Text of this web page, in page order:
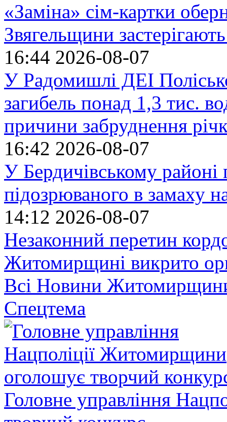
«Заміна» сім-картки
Звягельщини
16:44 2026-08-07
У Радомишлі ДЕІ
загибель понад 1,3 тис.
причини забруднення
16:42 2026-08-07
У Бердичівському районі
підозрюваного в замаху
14:12 2026-08-07
Незаконний перетин
Житомирщині викрито
Всі Новини
Спецтема
Головне управління